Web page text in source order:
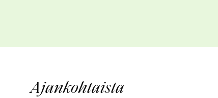
Ajankohtaista